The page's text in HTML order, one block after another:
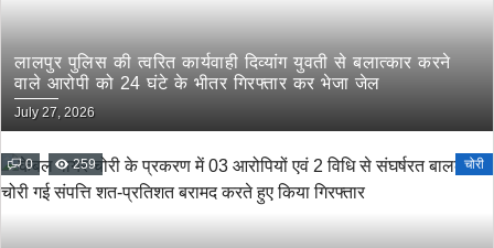
लालपुर पुलिस की त्वरित कार्यवाही दिव्यांग युवती से बलात्कार करने
वाले आरोपी को 24 घंटे के भीतर गिरफ्तार कर भेजा जेल
July 27, 2026
0 259 चोरी